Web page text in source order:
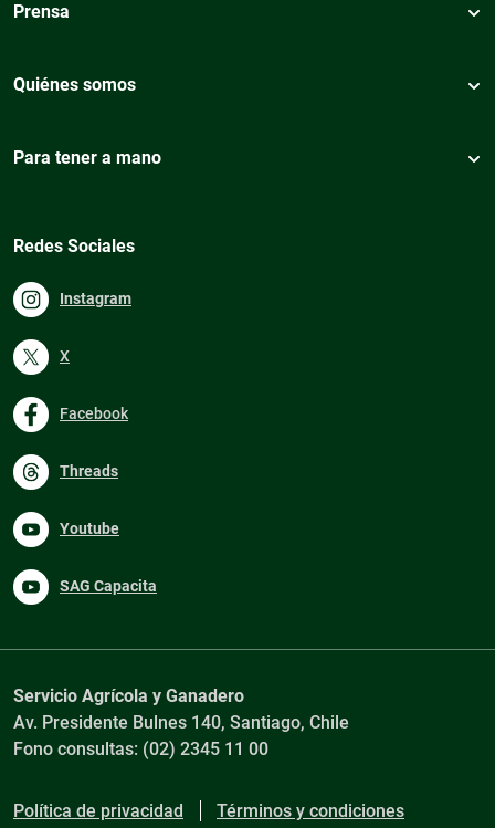
Prensa
Quiénes somos
Para tener a mano
Redes Sociales
Instagram
X
Facebook
Threads
Youtube
SAG Capacita
Servicio Agrícola y Ganadero
Av. Presidente Bulnes 140, Santiago, Chile
Fono consultas: (02) 2345 11 00
Política de privacidad Términos y condiciones